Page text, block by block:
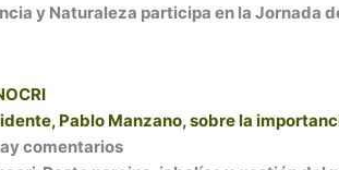
y Naturaleza participa en la Jornada
Pablo Manzano, sobre la
comentarios